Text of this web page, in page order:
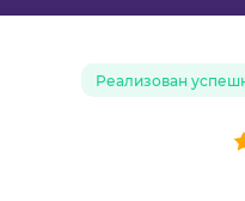
Реализован